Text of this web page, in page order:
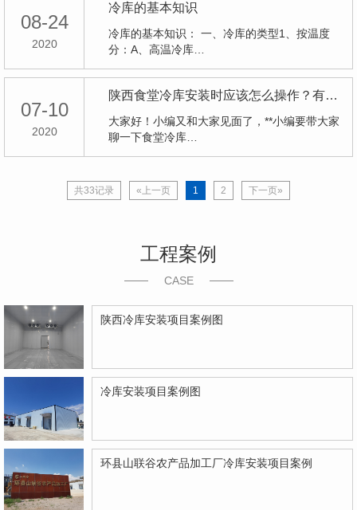
08-24
2020
冷库的基本知识
冷库的基本知识： 一、冷库的类型1、按温度
分：A、高温冷库…
07-10
2020
陕西食堂冷库安装时应该怎么操作？有哪些注意事项？
大家好！小编又和大家见面了，**小编要带大家
聊一下食堂冷库…
共33记录 «上一页 1 2 下一页»
工程案例
CASE
陕西冷库安装项目案例图
冷库安装项目案例图
环县山联谷农产品加工厂冷库安装项目案例